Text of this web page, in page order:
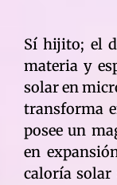
Sí hijito; el
materia y
solar en
transforma
posee un
en
caloría solar